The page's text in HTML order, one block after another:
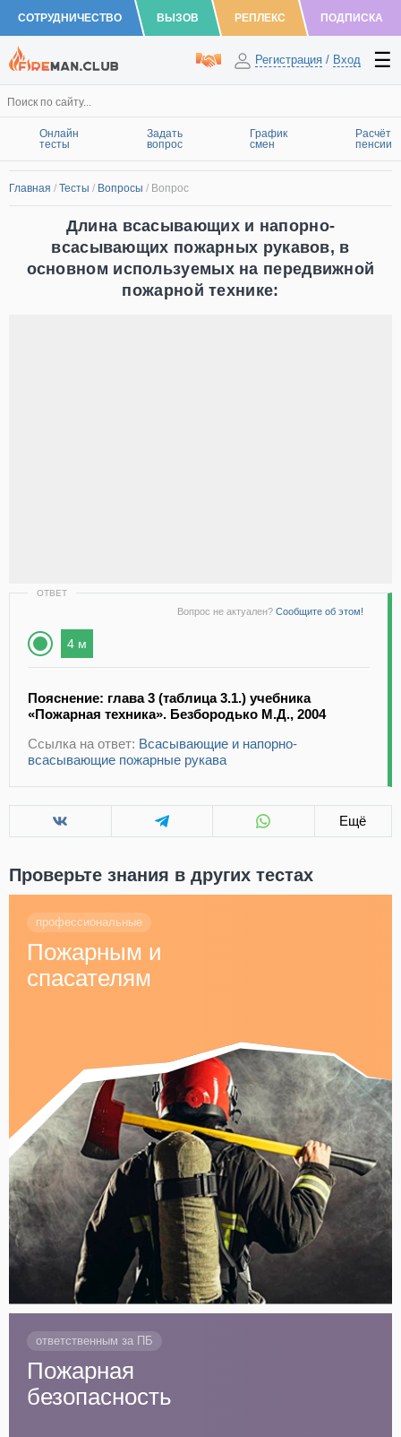
СОТРУДНИЧЕСТВО ВЫЗОВ РЕПЛЕКС ПОДПИСКА
Регистрация / Вход
Онлайн
тесты
Задать
вопрос
График
смен
Расчёт
пенсии
Главная / Тесты / Вопросы / Вопрос
Длина всасывающих и напорно-
всасывающих пожарных рукавов, в
основном используемых на передвижной
пожарной технике:
ОТВЕТ
Вопрос не актуален? Сообщите об этом!
4 м
Пояснение: глава 3 (таблица 3.1.) учебника
«Пожарная техника». Безбородько М.Д., 2004
Ссылка на ответ: Всасывающие и напорно-
всасывающие пожарные рукава
Ещё
Проверьте знания в других тестах
профессиональные
Пожарным и
спасателям
ответственным за ПБ
Пожарная
безопасность